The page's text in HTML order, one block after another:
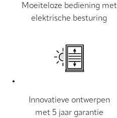
Moeiteloze bediening met
elektrische besturing
Innovatieve ontwerpen
met 5 jaar garantie